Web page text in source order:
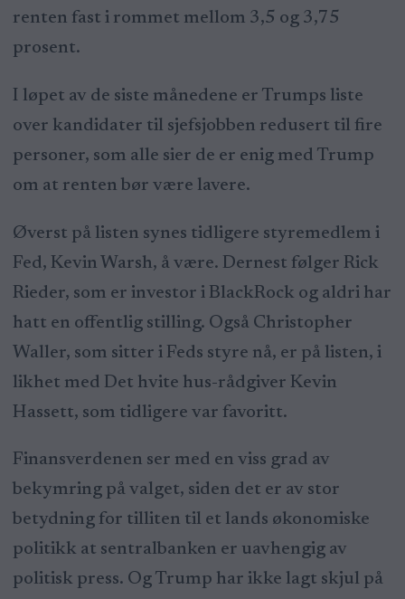
renten fast i rommet mellom 3,5 og 3,75
prosent.
I løpet av de siste månedene er Trumps liste
over kandidater til sjefsjobben redusert til fire
personer, som alle sier de er enig med Trump
om at renten bør være lavere.
Øverst på listen synes tidligere styremedlem i
Fed, Kevin Warsh, å være. Dernest følger Rick
Rieder, som er investor i BlackRock og aldri har
hatt en offentlig stilling. Også Christopher
Waller, som sitter i Feds styre nå, er på listen, i
likhet med Det hvite hus-rådgiver Kevin
Hassett, som tidligere var favoritt.
Finansverdenen ser med en viss grad av
bekymring på valget, siden det er av stor
betydning for tilliten til et lands økonomiske
politikk at sentralbanken er uavhengig av
politisk press. Og Trump har ikke lagt skjul på